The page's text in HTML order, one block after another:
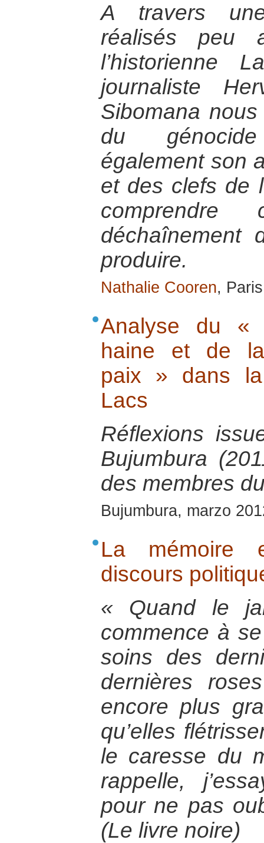
A travers
réalisés peu
l’historienne
journaliste
Sibomana
du
également son
et des clefs de
déchaînement
produire.
Nathalie Cooren,
Analyse du «
haine et de
paix » dans
Lacs
Réflexions
Bujumbura
des membres
Bujumbura, marzo
La mémoire
discours
« Quand le
commence à
soins des
dernières
encore plus
qu’elles
le caresse du
rappelle,
pour ne pas
(Le livre noire)